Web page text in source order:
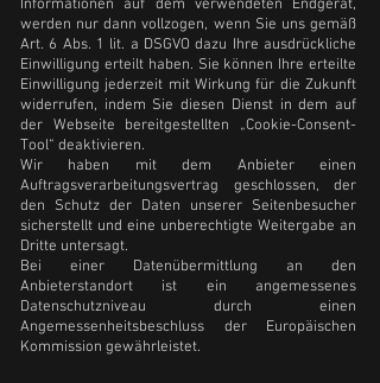
Informationen auf dem verwendeten Endgerät,
werden nur dann vollzogen, wenn Sie uns gemäß
Art. 6 Abs. 1 lit. a DSGVO dazu Ihre ausdrückliche
Einwilligung erteilt haben. Sie können Ihre erteilte
Einwilligung jederzeit mit Wirkung für die Zukunft
widerrufen, indem Sie diesen Dienst in dem auf
der Webseite bereitgestellten „Cookie-Consent-
Tool“ deaktivieren.
Wir haben mit dem Anbieter einen
Auftragsverarbeitungsvertrag geschlossen, der
den Schutz der Daten unserer Seitenbesucher
sicherstellt und eine unberechtigte Weitergabe an
Dritte untersagt.
Bei einer Datenübermittlung an den
Anbieterstandort ist ein angemessenes
Datenschutzniveau durch einen
Angemessenheitsbeschluss der Europäischen
Kommission gewährleistet.